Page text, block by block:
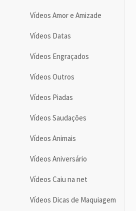
Vídeos Amor e Amizade
Vídeos Datas
Vídeos Engraçados
Vídeos Outros
Vídeos Piadas
Vídeos Saudações
Vídeos Animais
Vídeos Aniversário
Vídeos Caiu na net
Vídeos Dicas de Maquiagem